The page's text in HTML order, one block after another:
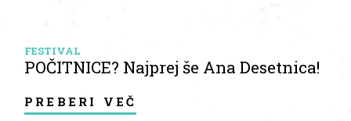
FESTIVAL
POČITNICE? Najprej še Ana Desetnica!
preberi več